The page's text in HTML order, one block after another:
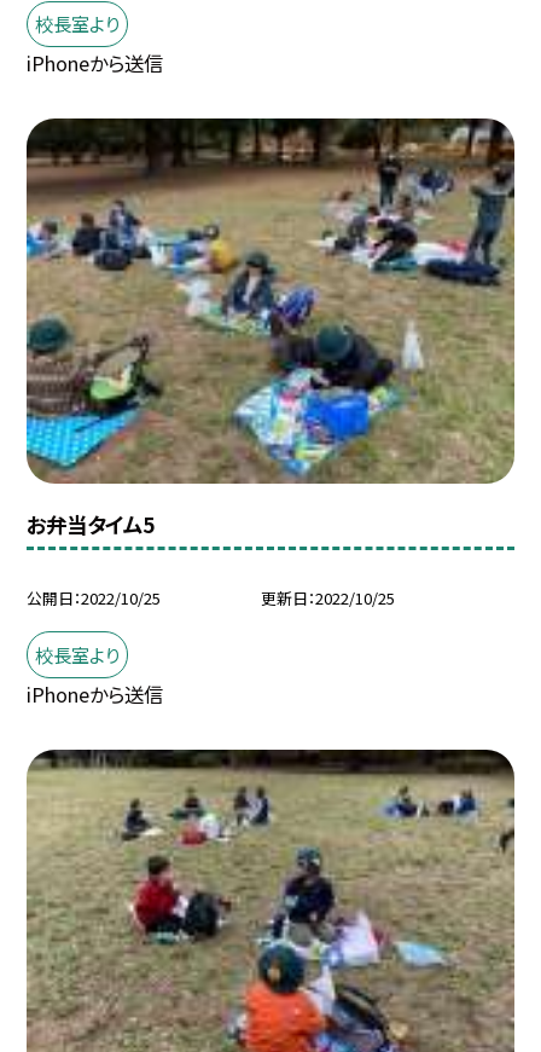
校長室より
iPhoneから送信
お弁当タイム5
公開日 2022/10/25 更新日 2022/10/25
校長室より
iPhoneから送信